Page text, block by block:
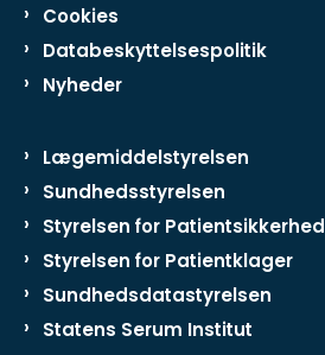
Cookies
Databeskyttelsespolitik
Nyheder
Lægemiddelstyrelsen
Sundhedsstyrelsen
Styrelsen for Patientsikkerhed
Styrelsen for Patientklager
Sundhedsdatastyrelsen
Statens Serum Institut